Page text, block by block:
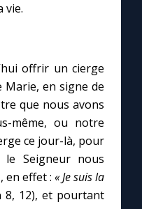
vie.
offrir un cierge
en signe de
que nous avons
même, ou notre
ce jour-là, pour
Seigneur nous
en effet : « Je suis la
8, 12), et pourtant